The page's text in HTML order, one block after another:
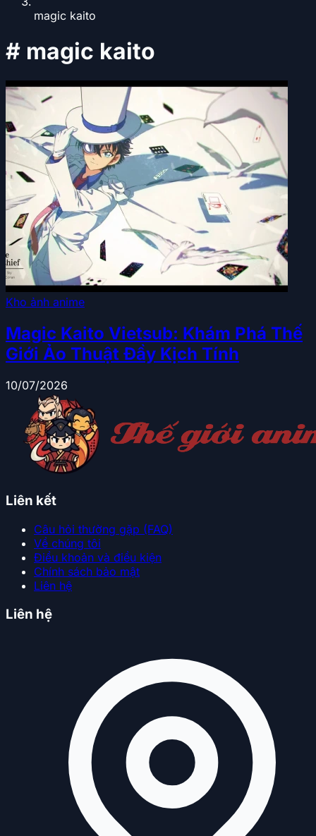
magic kaito
# magic kaito
Kho ảnh anime
Magic Kaito Vietsub: Khám Phá Thế
Giới Ảo Thuật Đầy Kịch Tính
10/07/2026
Liên kết
Câu hỏi thường gặp (FAQ)
Về chúng tôi
Điều khoản và điều kiện
Chính sách bảo mật
Liên hệ
Liên hệ